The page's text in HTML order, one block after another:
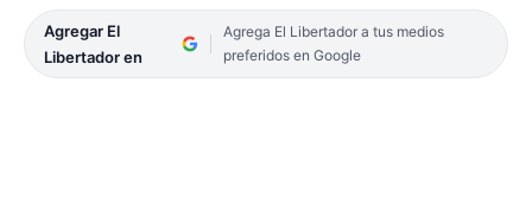
Agregar El
Libertador en
Agrega El Libertador a tus medios
preferidos en Google